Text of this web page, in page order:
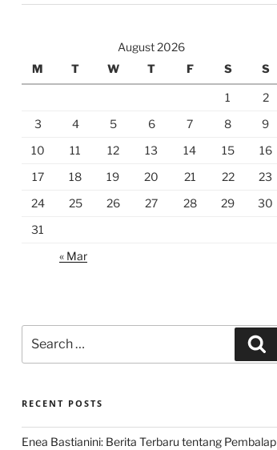
August 2026
M
T W T F S S
1
2
3
4 5 6 7 8
9
10
11 12 13 14 15
16
17
18 19 20 21 22
23
24
25 26 27 28 29
30
31
« Mar
for:
RECENT POSTS
Enea Bastianini: Berita Terbaru tentang Pembalap